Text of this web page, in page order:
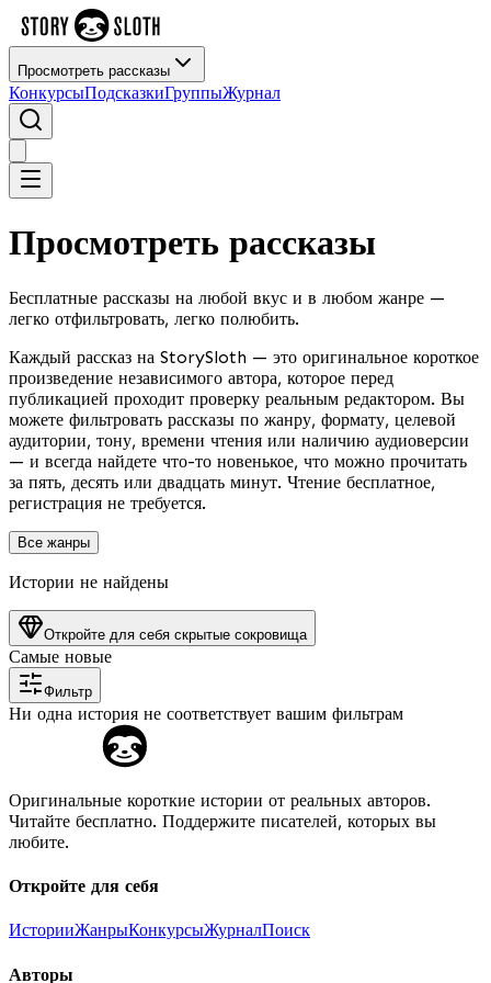
Просмотреть рассказы
КонкурсыПодсказкиГруппыЖурнал
Просмотреть рассказы
Бесплатные рассказы на любой вкус и в любом жанре —
легко отфильтровать, легко полюбить.
Каждый рассказ на StorySloth — это оригинальное короткое
произведение независимого автора, которое перед
публикацией проходит проверку реальным редактором. Вы
можете фильтровать рассказы по жанру, формату, целевой
аудитории, тону, времени чтения или наличию аудиоверсии
— и всегда найдете что-то новенькое, что можно прочитать
за пять, десять или двадцать минут. Чтение бесплатное,
регистрация не требуется.
Все жанры
Истории не найдены
Откройте для себя скрытые сокровища
Самые новые
Фильтр
Ни одна история не соответствует вашим фильтрам
Оригинальные короткие истории от реальных авторов.
Читайте бесплатно. Поддержите писателей, которых вы
любите.
Откройте для себя
ИсторииЖанрыКонкурсыЖурналПоиск
Авторы